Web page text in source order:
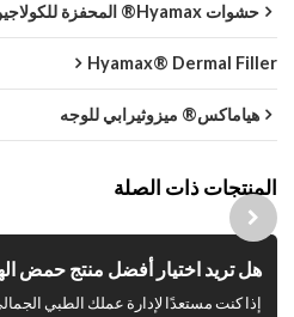
حشوات Hyamax® المحفزة للكولاجين
Hyamax® Dermal Filler
هياماكس® ميزوثيرابي للوجه
المنتجات ذات الصلة
هل تريد اختيار أفضل منتج حمض
إذا كنت مستعدًا لإدارة عملك الطبي